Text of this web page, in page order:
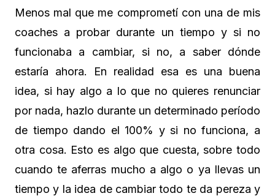
Menos mal que me comprometí con una de mis
coaches a probar durante un tiempo y si no
funcionaba a cambiar, si no, a saber dónde
estaría ahora. En realidad esa es una buena
idea, si hay algo a lo que no quieres renunciar
por nada, hazlo durante un determinado período
de tiempo dando el 100% y si no funciona, a
otra cosa. Esto es algo que cuesta, sobre todo
cuando te aferras mucho a algo o ya llevas un
tiempo y la idea de cambiar todo te da pereza y